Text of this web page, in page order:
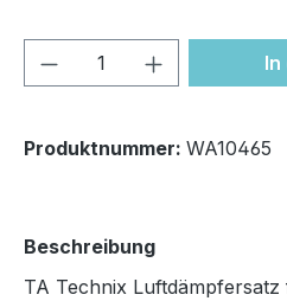
Produkt Anzahl: In
Produktnummer: WA10465
Beschreibung
TA Technix